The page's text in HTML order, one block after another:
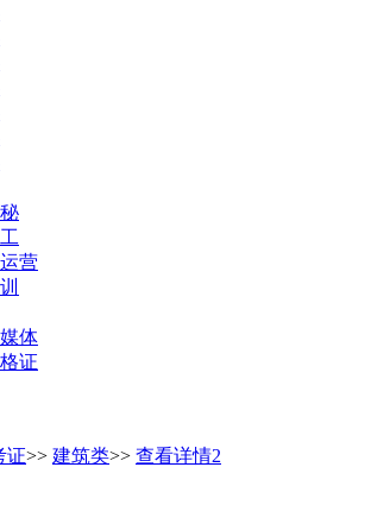
营
体
证
证>> 建筑类>> 查看详情2